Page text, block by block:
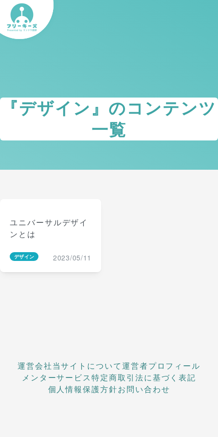
『デザイン』のコンテンツ
一覧
ユニバーサルデザイ
ンとは
デザイン 2023/05/11
運営会社当サイトについて運営者プロフィール
メンターサービス特定商取引法に基づく表記
個人情報保護方針お問い合わせ